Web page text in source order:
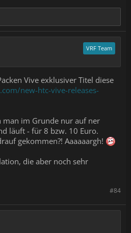
VRF Team
Vive exklusiver Titel diese
new-htc-vive-releases-
man im Grunde nur auf ner
läuft - für 8 bzw. 10 Euro.
gekommen?! Aaaaaargh!
die aber noch sehr
#84